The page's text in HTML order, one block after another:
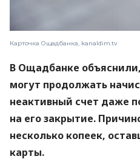
Карточка Ощадбанка, kanaldim.tv
В Ощадбанке
могут продолжать
неактивный счет даже
на его закрытие.
несколько копеек,
карты.